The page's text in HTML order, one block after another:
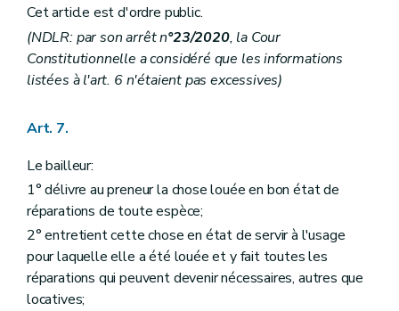
Cet article est d'ordre public.
(NDLR: par son arrêt n°23/2020, la Cour
Constitutionnelle a considéré que les informations
listées à l'art. 6 n'étaient pas excessives)
Art. 7.
Le bailleur:
1° délivre au preneur la chose louée en bon état de
réparations de toute espèce;
2° entretient cette chose en état de servir à l'usage
pour laquelle elle a été louée et y fait toutes les
réparations qui peuvent devenir nécessaires, autres que
locatives;